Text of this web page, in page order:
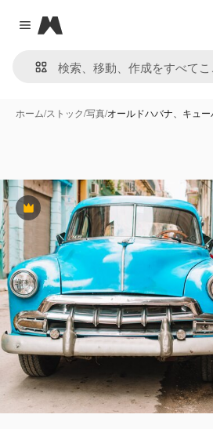
Close menu
Magnific
ホーム/ストック/写真/オールドハバナ、キュ
Premium